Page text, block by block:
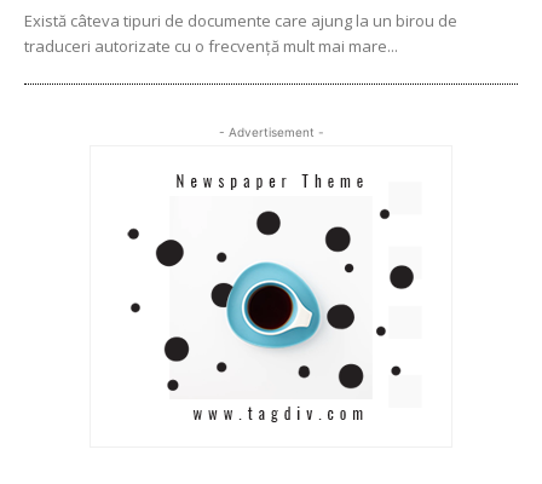
Există câteva tipuri de documente care ajung la un birou de
traduceri autorizate cu o frecvență mult mai mare...
- Advertisement -